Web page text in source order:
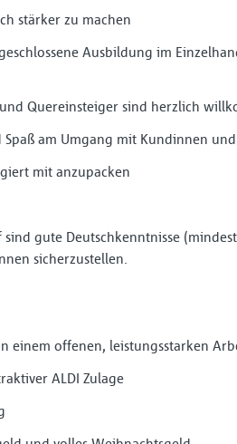
stärker zu machen
Ausbildung im
Quereinsteiger sind herzlich
am Umgang mit Kundinnen
mit anzupacken
gute Deutschkenntnisse
sicherzustellen.
einem offenen, leistungsstarken
ALDI Zulage